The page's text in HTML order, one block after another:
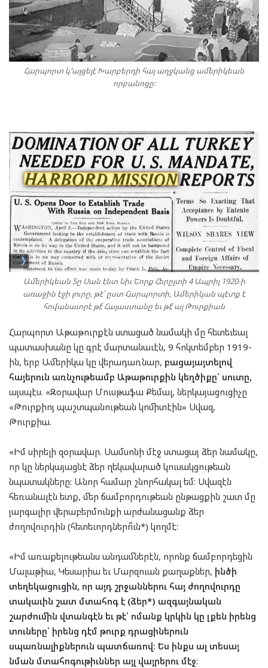
Հարպորտ կ՚այցելէ Խարբերդի հայ աղջկանց ամերիկեան
որբանոցը:
Ամերիկեան Տը Սան էնտ Նիւ Եորք Հերըլտի 4 Ապրիլ 1920-ի
առաջին էջի լուրը, թէ՝ ըստ Հարպորտի, Ամերիկան պէտք է
հովանաւորէ թէ՛ Հայաստանը եւ թէ՛ ալ Թուրքիան
Հարպորտ Աթաթուրքէն ստացած նամակի մը հետեւեալ
պատասխանը կը գրէ մարտանաւէն, 9 հոկտեմբեր 1919-
ին, երբ Ամերիկա կը վերադառնար, բացայայտելով
հայերուն առնչութեամբ Աթաթուրքին կեղծիքը՝ սուտը,
այսպէս. «Զօրավար Մուսթաֆա Քեմալ, ներկայացուցիչը
«Թուրքիոյ պաշտպանութեան կոմիտէին» Սվազ,
Թուրքիա.
«Իմ սիրելի զօրավար. Սամսոնի մէջ ստացայ ձեր նամակը,
որ կը ներկայացնէ ձեր ղեկավարած կուսակցութեան
նպատակները: Անոր համար շնորհակալ եմ: Սվազէն
հեռանալէն ետք, մեր ճամբորդութեան ընթացքին շատ մը
յարգալիր վերաբերմունքի արժանացանք ձեր
ժողովուրդին (հետեւորդներո՞ւն*) կողմէ:
«Իմ առաքելութեանս անդամներէն, որոնք ճամբորդեցին
Մալաթիա, Կեսարիա եւ Մարզուան քաղաքներ, ինծի
տեղեկացուցին, որ այդ շրջաններու հայ ժողովուրդը
տակաւին շատ մտահոգ է (ձեր*) ազգայնական
շարժումին վտանգէն եւ թէ՝ ոմանք կրկին կը լքեն իրենց
տուները՝ իրենց դէմ թուրք դրացիներուն
սպառնալիքներուն պատճառով: Ես ինքս ալ տեսայ
նման մտահոգութիւններ այլ վայրերու մէջ: